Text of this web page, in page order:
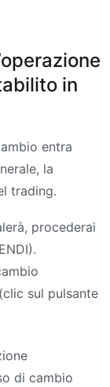
in
entra
la
trading.
procederai
sul pulsante
di cambio